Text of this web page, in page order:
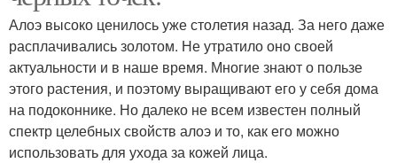
Алоэ высоко ценилось уже столетия назад. За него даже
расплачивались золотом. Не утратило оно своей
актуальности и в наше время. Многие знают о пользе
этого растения, и поэтому выращивают его у себя дома
на подоконнике. Но далеко не всем известен полный
спектр целебных свойств алоэ и то, как его можно
использовать для ухода за кожей лица.